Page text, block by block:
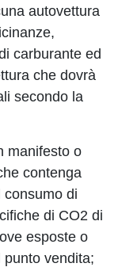
autovettura
carburante ed
che dovrà
secondo la
manifesto o
contenga
consumo di
di CO2 di
esposte o
vendita;